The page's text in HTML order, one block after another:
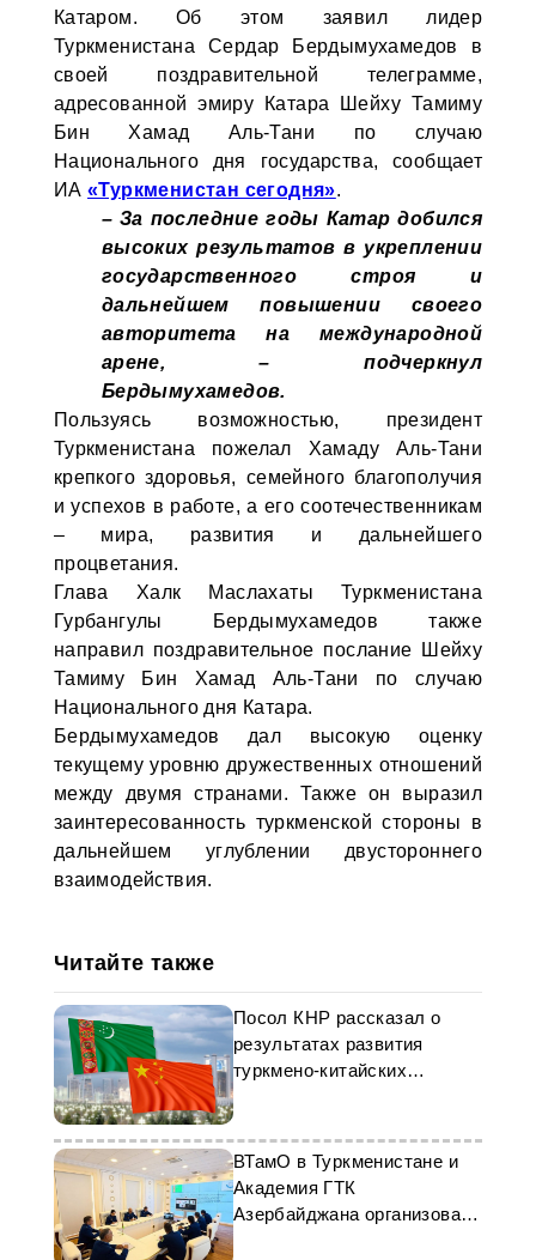
Катаром. Об этом заявил лидер
Туркменистана Сердар Бердымухамедов в
своей поздравительной телеграмме,
адресованной эмиру Катара Шейху Тамиму
Бин Хамад Аль-Тани по случаю
Национального дня государства, сообщает
ИА «Туркменистан сегодня».
– За последние годы Катар добился
высоких результатов в укреплении
государственного строя и
дальнейшем повышении своего
авторитета на международной
арене, – подчеркнул
Бердымухамедов.
Пользуясь возможностью, президент
Туркменистана пожелал Хамаду Аль-Тани
крепкого здоровья, семейного благополучия
и успехов в работе, а его соотечественникам
– мира, развития и дальнейшего
процветания.
Глава Халк Маслахаты Туркменистана
Гурбангулы Бердымухамедов также
направил поздравительное послание Шейху
Тамиму Бин Хамад Аль-Тани по случаю
Национального дня Катара.
Бердымухамедов дал высокую оценку
текущему уровню дружественных отношений
между двумя странами. Также он выразил
заинтересованность туркменской стороны в
дальнейшем углублении двустороннего
взаимодействия.
Читайте также
Посол КНР рассказал о
результатах развития
туркмено-китайских
отношений
ВТамО в Туркменистане и
Академия ГТК
Азербайджана организовали
онлайн-встречу